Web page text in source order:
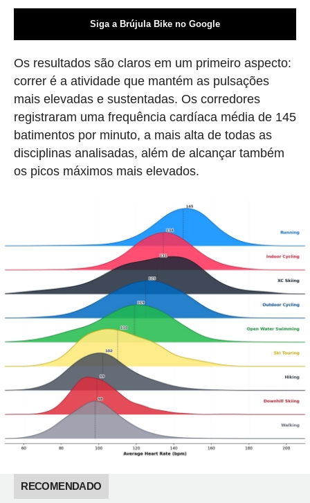
Siga a Brújula Bike no Google
Os resultados são claros em um primeiro aspecto:
correr é a atividade que mantém as pulsações
mais elevadas e sustentadas. Os corredores
registraram uma frequência cardíaca média de 145
batimentos por minuto, a mais alta de todas as
disciplinas analisadas, além de alcançar também
os picos máximos mais elevados.
RECOMENDADO